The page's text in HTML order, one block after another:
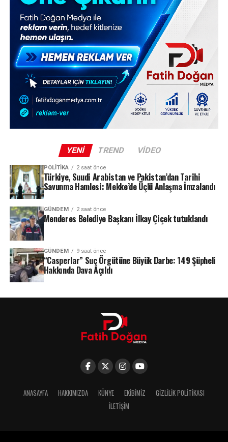
YENI TREND VIDEO
POLITIKA 2 saat önce
Türkiye, Suudi Arabistan ve Pakistan’dan Tarihi
Savunma Hamlesi: Mekke’de Üçlü Anlaşma İmzalandı
GÜNDEM 2 saat önce
Menderes Belediye Başkanı İlkay Çiçek tutuklandı
GÜNDEM 9 saat önce
“Casperlar” Suç Örgütüne Büyük Darbe: 149 Şüpheli
Hakkında Dava Açıldı
ANASAYFA HAKKIMIZDA KÜNYE EKIBIMIZ
GIZLILIK POLITIKASI
İLETIŞIM